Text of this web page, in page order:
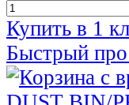
Купить в 1
Быстрый